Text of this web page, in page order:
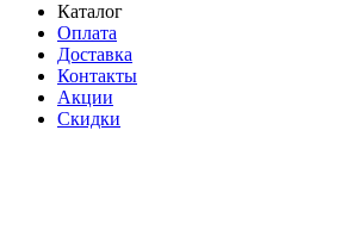
Каталог
Оплата
Доставка
Контакты
Акции
Скидки